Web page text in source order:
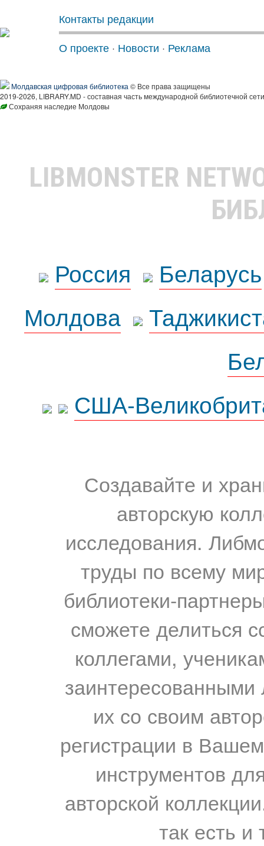
Контакты редакции
О проекте · Новости · Реклама
Молдавская цифровая библиотека © Все права защищены
2019-2026, LIBRARY.MD - составная часть международной библиотечной
Сохраняя наследие Молдовы
LIBMONSTER
Россия
Беларусь
Молдова
США-
Создавайте и
авторскую
исследования.
труды по всему
библиотеки-
сможете делиться
коллегами,
их со своим
регистрации в
инструментов
авторской
так есть и